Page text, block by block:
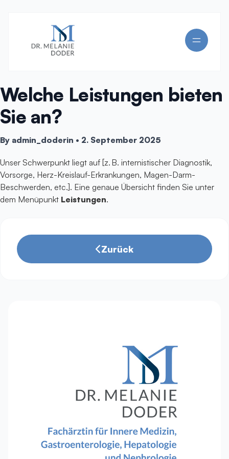
Welche Leistungen bieten
Sie an?
By admin_doderin • 2. September 2025
Unser Schwerpunkt liegt auf [z. B. internistischer Diagnostik,
Vorsorge, Herz-Kreislauf-Erkrankungen, Magen-Darm-
Beschwerden, etc.]. Eine genaue Übersicht finden Sie unter
dem Menüpunkt Leistungen.
Zurück